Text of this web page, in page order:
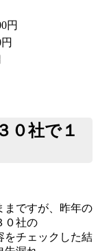
円
０社で１
まですが、昨年の
０社の
をチェックした結